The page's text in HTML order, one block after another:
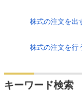
株式の注文を出
株式の注文を行
キーワード検索